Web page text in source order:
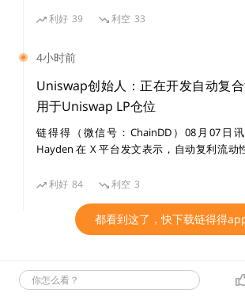
分离管理用户财产。
户的虚拟财产与公司的资金、财产分开
会计师或监查法人进行定期监查、制作
3月末向金融厅提交业务报告书，撰写
内阁总理大臣提交。
对用户财产进行分别管理这一条，除了
离，还有用户资金必须离线保存的规定
“热钱包”和“冷钱包”。2018年1月26日
币丢失，就是这一项出现了失误导致的
放许可，本地发行方实施进展良好。 Patrick
足运营要求，目前仅 USDG、USDC 和 EURC
余稳定币处于 MiCA 监管范围之外，欧盟用户
接入状态。 他认为，MiCA 即将进行的审查
国发行方提供更务实的运营路径。欧盟金融稳
市场联盟总司 5 月 20 日已启动公开咨询，评
用，咨询将持续至 9 月 30 日。
利好 39 利空 33
4小时前
Uniswap创始人：正在开发自动复
用于Uniswap LP仓位
链得得（微信号：ChainDD）08月07日
Hayden 在 X 平台发文表示，自动复利流动
pools.trade 的个人贡献。其运作方式为：流
约，规则为任何人都可以提取该头寸的全部未
价值超过流动性的 0.2%时，搜索者会自然获
0.2%流动性并领取费用。该机制基于
利好 84 利空 3
都看到这了，快下载链得得
你怎么看？